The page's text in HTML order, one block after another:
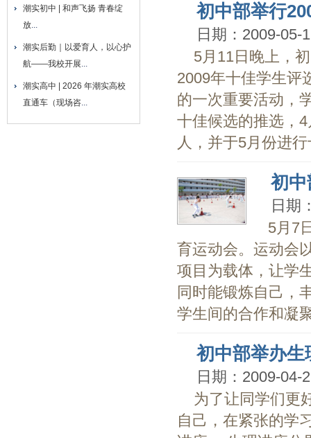
潮实初中 | 和声飞扬 青春绽
放...
潮实后勤｜以爱育人，以心护
航——我校开展...
潮实高中 | 2026 年潮实高校
直通车（现场咨...
初中部举行
日期：2009-05-
5月11日晚上，
2009年十佳学生评
的一次重要活动，
十佳候选的推选，
人，并于5月份进
初
日期
5月7
育运动会。运动会
项目为载体，让学
同时能锻炼自己，
学生间的合作和凝
初中部举办生
日期：2009-04-
为了让同学们更
自己，在紧张的学